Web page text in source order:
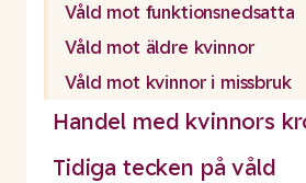
Våld mot funktionsnedsatta
Våld mot äldre kvinnor
Våld mot kvinnor i missbruk
Handel med kvinnors
Tidiga tecken på våld